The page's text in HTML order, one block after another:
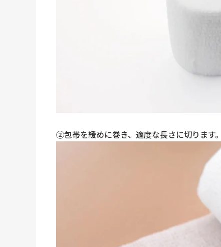
②包帯を緩めに巻き、適度な長さに切ります。